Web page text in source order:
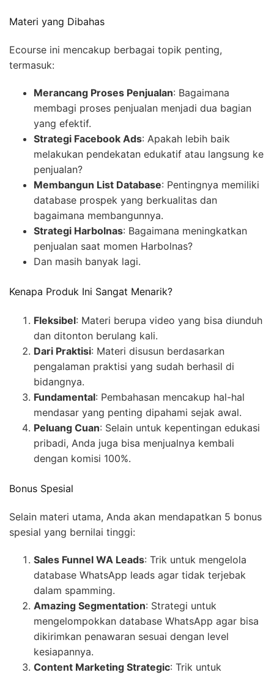
Materi yang Dibahas
Ecourse ini mencakup berbagai topik penting,
termasuk:
Merancang Proses Penjualan: Bagaimana
membagi proses penjualan menjadi dua bagian
yang efektif.
Strategi Facebook Ads: Apakah lebih baik
melakukan pendekatan edukatif atau langsung ke
penjualan?
Membangun List Database: Pentingnya memiliki
database prospek yang berkualitas dan
bagaimana membangunnya.
Strategi Harbolnas: Bagaimana meningkatkan
penjualan saat momen Harbolnas?
Dan masih banyak lagi.
Kenapa Produk Ini Sangat Menarik?
Fleksibel: Materi berupa video yang bisa diunduh
dan ditonton berulang kali.
Dari Praktisi: Materi disusun berdasarkan
pengalaman praktisi yang sudah berhasil di
bidangnya.
Fundamental: Pembahasan mencakup hal-hal
mendasar yang penting dipahami sejak awal.
Peluang Cuan: Selain untuk kepentingan edukasi
pribadi, Anda juga bisa menjualnya kembali
dengan komisi 100%.
Bonus Spesial
Selain materi utama, Anda akan mendapatkan 5 bonus
spesial yang bernilai tinggi:
Sales Funnel WA Leads: Trik untuk mengelola
database WhatsApp leads agar tidak terjebak
dalam spamming.
Amazing Segmentation: Strategi untuk
mengelompokkan database WhatsApp agar bisa
dikirimkan penawaran sesuai dengan level
kesiapannya.
Content Marketing Strategic: Trik untuk